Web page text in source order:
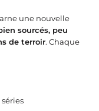
une nouvelle
sourcés, peu
de terroir. Chaque